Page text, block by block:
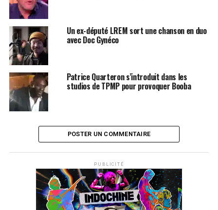
Un ex-député LREM sort une chanson en duo
avec Doc Gynéco
Patrice Quarteron s’introduit dans les
studios de TPMP pour provoquer Booba
POSTER UN COMMENTAIRE
PUBLICITÉ